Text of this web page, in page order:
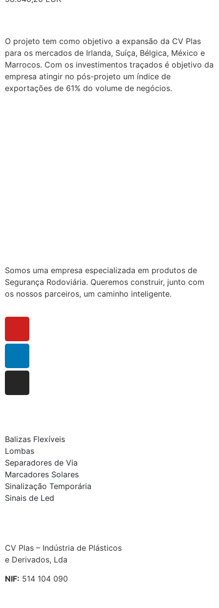
O projeto tem como objetivo a expansão da CV Plas
para os mercados de Irlanda, Suíça, Bélgica, México e
Marrocos. Com os investimentos traçados é objetivo da
empresa atingir no pós-projeto um índice de
exportações de 61% do volume de negócios.
Somos uma empresa especializada em produtos de
Segurança Rodoviária. Queremos construir, junto com
os nossos parceiros, um caminho inteligente.
Balizas Flexíveis
Lombas
Separadores de Via
Marcadores Solares
Sinalização Temporária
Sinais de Led
CV Plas – Indústria de Plásticos
e Derivados, Lda
NIF: 514 104 090